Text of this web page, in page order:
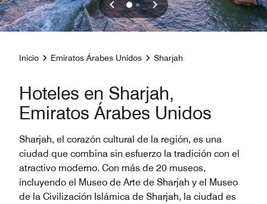
Inicio Emiratos Árabes Unidos Sharjah
Hoteles en Sharjah,
Emiratos Árabes Unidos
Sharjah, el corazón cultural de la región, es una
ciudad que combina sin esfuerzo la tradición con el
atractivo moderno. Con más de 20 museos,
incluyendo el Museo de Arte de Sharjah y el Museo
de la Civilización Islámica de Sharjah, la ciudad es